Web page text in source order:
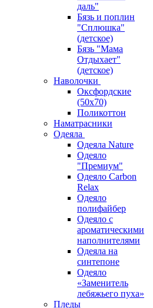
даль"
Бязь и поплин
"Сплюшка"
(детское)
Бязь "Мама
Отдыхает"
(детское)
Наволочки
Оксфордские
(50х70)
Поликоттон
Наматрасники
Одеяла
Одеяла Nature
Одеяло
"Премиум"
Одеяло Carbon
Relax
Одеяло
полифайбер
Одеяло с
ароматическими
наполнителями
Одеяла на
синтепоне
Одеяло
«Заменитель
лебяжьего пуха»
Пледы